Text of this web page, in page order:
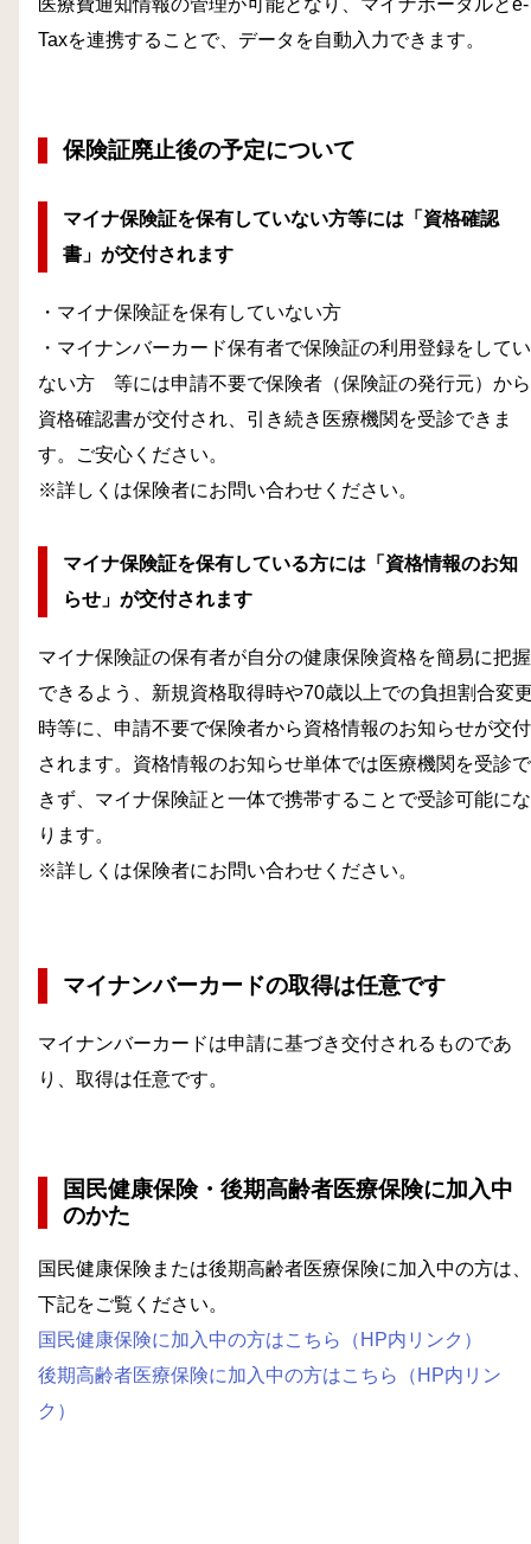
医療費通知情報の管理が可能となり、マイナポータルとe-
Taxを連携することで、データを自動入力できます。
保険証廃止後の予定について
マイナ保険証を保有していない方等には「資格確認
書」が交付されます
・マイナ保険証を保有していない方
・マイナンバーカード保有者で保険証の利用登録をしてい
ない方 等には申請不要で保険者（保険証の発行元）から
資格確認書が交付され、引き続き医療機関を受診できま
す。ご安心ください。
※詳しくは保険者にお問い合わせください。
マイナ保険証を保有している方には「資格情報のお知
らせ」が交付されます
マイナ保険証の保有者が自分の健康保険資格を簡易に把握
できるよう、新規資格取得時や70歳以上での負担割合変
時等に、申請不要で保険者から資格情報のお知らせが交付
されます。資格情報のお知らせ単体では医療機関を受診で
きず、マイナ保険証と一体で携帯することで受診可能にな
ります。
※詳しくは保険者にお問い合わせください。
マイナンバーカードの取得は任意です
マイナンバーカードは申請に基づき交付されるものであ
り、取得は任意です。
国民健康保険・後期高齢者医療保険に加入中
のかた
国民健康保険または後期高齢者医療保険に加入中の方は、
下記をご覧ください。
国民健康保険に加入中の方はこちら（HP内リンク）
後期高齢者医療保険に加入中の方はこちら（HP内リン
ク）